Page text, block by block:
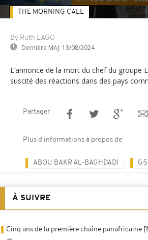
By Ruth LAGO
Dernière MAJ: 13/08/2024
THE MORNING CALL
L’annonce de la mort du chef du groupe
suscité des réactions dans des pays
Partager
Plus d'informations à propos de
ABOU BAKR AL-BAGHDADI
À SUIVRE
Cinq ans de la première chaîne panafricaine